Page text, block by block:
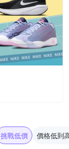
挑戰低價 價格低到